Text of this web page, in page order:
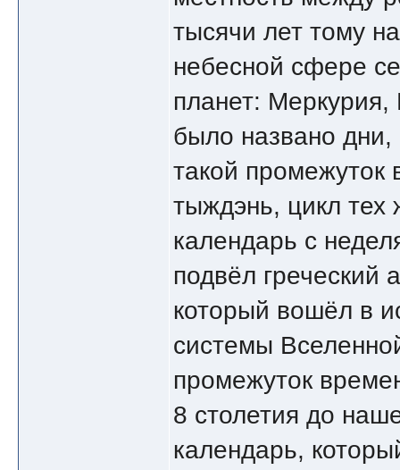
тысячи лет тому
небесной сфере
планет:
было названо дни,
такой промежуток
тыждэнь, цикл тех
календарь с
подвёл
который вошёл в
системы
промежуток
8 столетия до
календарь,